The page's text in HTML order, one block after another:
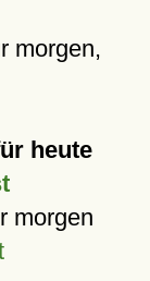
morgen,
heute
morgen